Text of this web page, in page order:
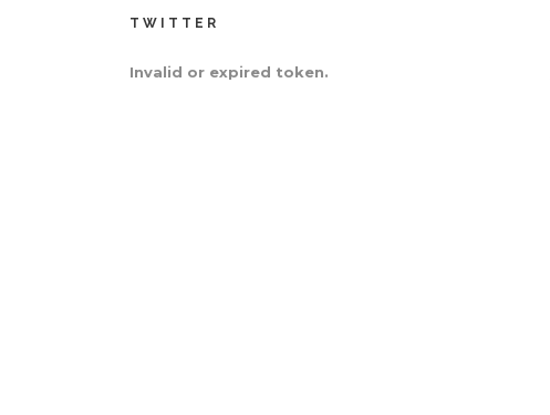
TWITTER
Invalid or expired token.